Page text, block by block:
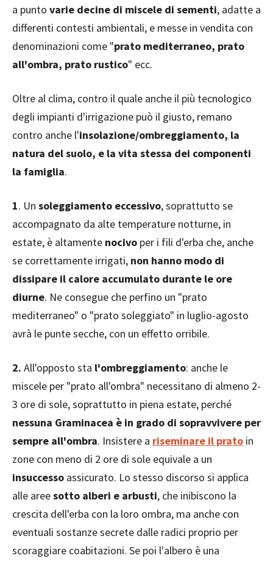
a punto varie decine di miscele di sementi, adatte a
differenti contesti ambientali, e messe in vendita con
denominazioni come "prato mediterraneo, prato
all'ombra, prato rustico" ecc.
Oltre al clima, contro il quale anche il più tecnologico
degli impianti d'irrigazione può il giusto, remano
contro anche l'insolazione/ombreggiamento, la
natura del suolo, e la vita stessa dei componenti
la famiglia.
1. Un soleggiamento eccessivo, soprattutto se
accompagnato da alte temperature notturne, in
estate, è altamente nocivo per i fili d'erba che, anche
se correttamente irrigati, non hanno modo di
dissipare il calore accumulato durante le ore
diurne. Ne consegue che perfino un "prato
mediterraneo" o "prato soleggiato" in luglio-agosto
avrà le punte secche, con un effetto orribile.
2. All'opposto sta l'ombreggiamento: anche le
miscele per "prato all'ombra" necessitano di almeno 2-
3 ore di sole, soprattutto in piena estate, perché
nessuna Graminacea è in grado di sopravvivere per
sempre all'ombra. Insistere a riseminare il prato in
zone con meno di 2 ore di sole equivale a un
insuccesso assicurato. Lo stesso discorso si applica
alle areesotto alberi e arbusti, che inibiscono la
crescita dell'erba con la loro ombra, ma anche con
eventuali sostanze secrete dalle radici proprio per
scoraggiare coabitazioni. Se poi l'albero è una